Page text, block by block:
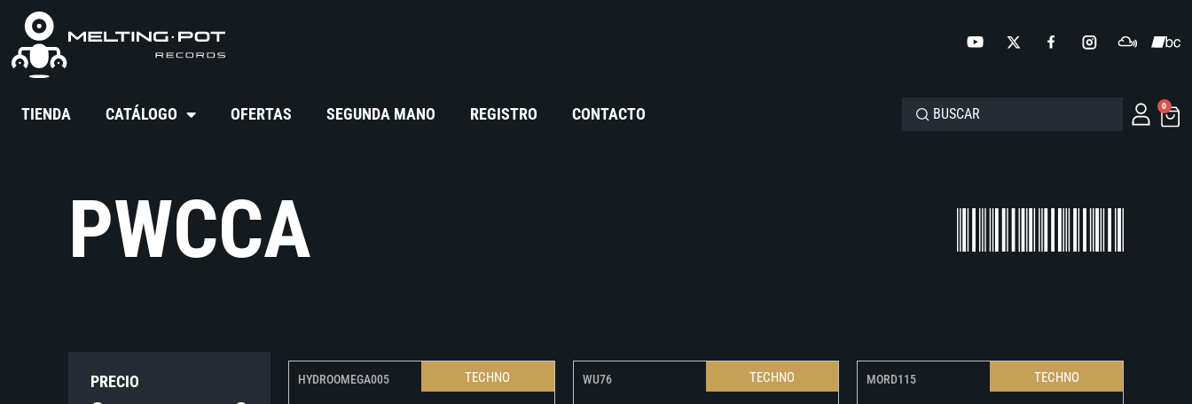
TIENDA CATÁLOGO OFERTAS SEGUNDA MANO REGISTRO CONTACTO 0
PWCCA
PRECIO HYDROOMEGA005 TECHNO WU76 TECHNO MORD115 TECHNO